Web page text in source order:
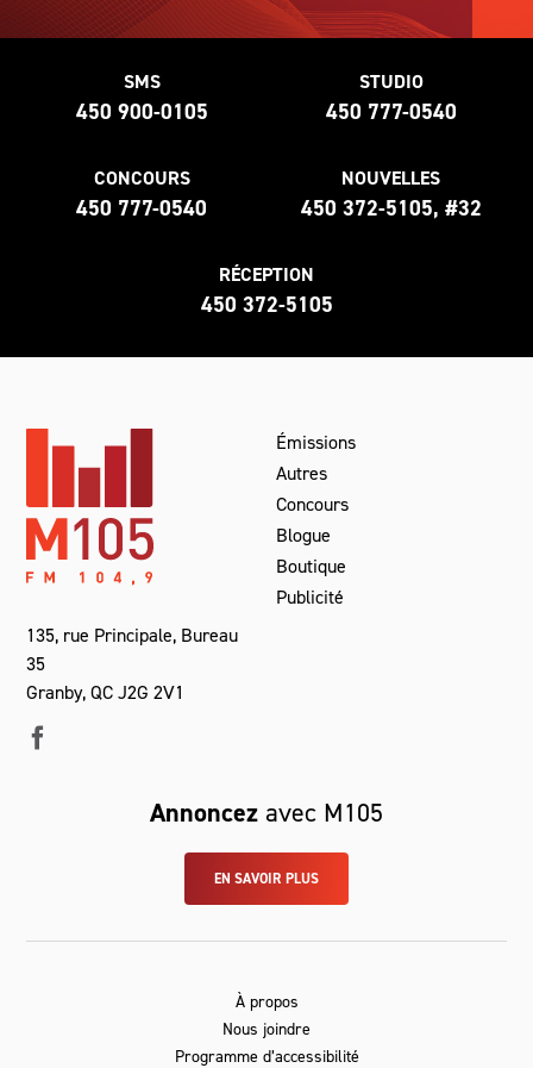
SMS
450 900-0105
STUDIO
450 777-0540
CONCOURS
450 777-0540
NOUVELLES
450 372-5105, #32
RÉCEPTION
450 372-5105
135, rue Principale, Bureau
35
Granby, QC J2G 2V1
Émissions
Autres
Concours
Blogue
Boutique
Publicité
Annoncez avec M105
EN SAVOIR PLUS
À propos
Nous joindre
Programme d’accessibilité